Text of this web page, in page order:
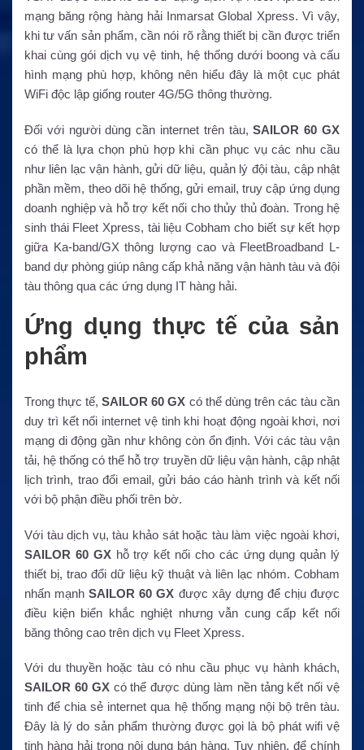
mạng băng rộng hàng hải Inmarsat Global Xpress. Vì vậy,
khi tư vấn sản phẩm, cần nói rõ rằng thiết bị cần được triển
khai cùng gói dịch vụ vệ tinh, hệ thống dưới boong và cấu
hình mạng phù hợp, không nên hiểu đây là một cục phát
WiFi độc lập giống router 4G/5G thông thường.
Đối với người dùng cần internet trên tàu,SAILOR 60 GX
có thể là lựa chọn phù hợp khi cần phục vụ các nhu cầu
như liên lạc vận hành, gửi dữ liệu, quản lý đội tàu, cập nhật
phần mềm, theo dõi hệ thống, gửi email, truy cập ứng dụng
doanh nghiệp và hỗ trợ kết nối cho thủy thủ đoàn. Trong hệ
sinh thái Fleet Xpress, tài liệu Cobham cho biết sự kết hợp
giữa Ka-band/GX thông lượng cao và FleetBroadband L-
band dự phòng giúp nâng cấp khả năng vận hành tàu và đội
tàu thông qua các ứng dụng IT hàng hải.
Ứng dụng thực tế của sản
phẩm
Trong thực tế,SAILOR 60 GX có thể dùng trên các tàu cần
duy trì kết nối internet vệ tinh khi hoạt động ngoài khơi, nơi
mạng di động gần như không còn ổn định. Với các tàu vận
tải, hệ thống có thể hỗ trợ truyền dữ liệu vận hành, cập nhật
lịch trình, trao đổi email, gửi báo cáo hành trình và kết nối
với bộ phận điều phối trên bờ.
Với tàu dịch vụ, tàu khảo sát hoặc tàu làm việc ngoài khơi,
SAILOR 60 GXhỗ trợ kết nối cho các ứng dụng quản lý
thiết bị, trao đổi dữ liệu kỹ thuật và liên lạc nhóm. Cobham
nhấn mạnhSAILOR 60 GX được xây dựng để chịu được
điều kiện biển khắc nghiệt nhưng vẫn cung cấp kết nối
băng thông cao trên dịch vụ Fleet Xpress.
Với du thuyền hoặc tàu có nhu cầu phục vụ hành khách,
SAILOR 60 GXcó thể được dùng làm nền tảng kết nối vệ
tinh để chia sẻ internet qua hệ thống mạng nội bộ trên tàu.
Đây là lý do sản phẩm thường được gọi là bộ phát wifi vệ
tinh hàng hải trong nội dung bán hàng. Tuy nhiên, để chính